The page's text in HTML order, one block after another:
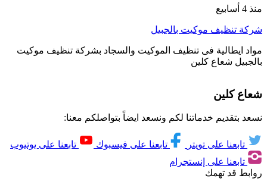
منذ 4 أسابيع
شركة تنظيف موكيت بالجبيل
مواد ايطالية فى تنظيف الموكيت والسجاد بشركة تنظيف موكيت
بالجبيل شعاع كلين
شعاع كلين
نسعد بتقديم خدماتنا لكم ونسعد ايضاً بتواصلكم معنا:
تابعنا على تويتر تابعنا على فيسبوك
تابعنا على يوتيوب
تابعنا على إنستجرام
روابط قد تهمك